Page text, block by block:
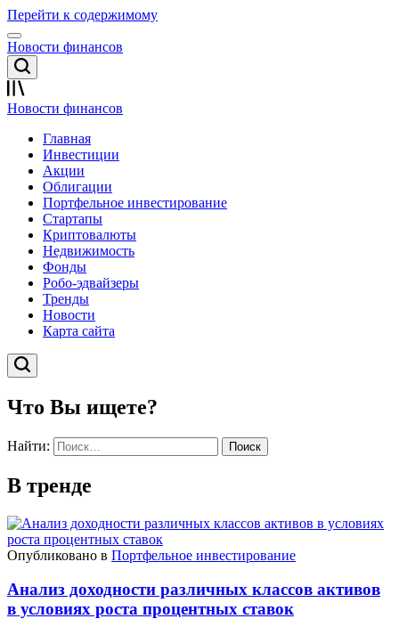
Перейти к содержимому
Новости финансов
Новости финансов
Главная
Инвестиции
Акции
Облигации
Портфельное инвестирование
Стартапы
Криптовалюты
Недвижимость
Фонды
Робо-эдвайзеры
Тренды
Новости
Карта сайта
Что Вы ищете?
Найти:
В тренде
Опубликовано в Портфельное инвестирование
Анализ доходности различных классов активов
в условиях роста процентных ставок